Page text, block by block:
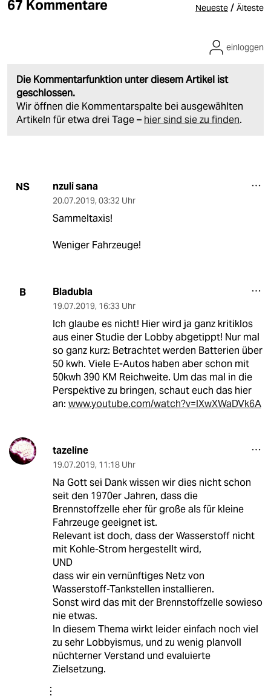
67 Kommentare Neueste / Älteste
Die Kommentarfunktion unter diesem Artikel ist
geschlossen.
Wir öffnen die Kommentarspalte bei ausgewählten
Artikeln für etwa drei Tage – hier sind sie zu finden.
einloggen
NS nzuli sana
20.07.2019, 03:32 Uhr
Sammeltaxis!
Weniger Fahrzeuge!
B Bladubla
19.07.2019, 16:33 Uhr
Ich glaube es nicht! Hier wird ja ganz kritiklos
aus einer Studie der Lobby abgetippt! Nur mal
so ganz kurz: Betrachtet werden Batterien über
50 kwh. Viele E-Autos haben aber schon mit
50kwh 390 KM Reichweite. Um das mal in die
Perspektive zu bringen, schaut euch das hier
an: www.youtube.com/watch?v=IXwXWaDVk6A
tazeline
19.07.2019, 11:18 Uhr
Na Gott sei Dank wissen wir dies nicht schon
seit den 1970er Jahren, dass die
Brennstoffzelle eher für große als für kleine
Fahrzeuge geeignet ist.
Relevant ist doch, dass der Wasserstoff nicht
mit Kohle-Strom hergestellt wird,
UND
dass wir ein vernünftiges Netz von
Wasserstoff-Tankstellen installieren.
Sonst wird das mit der Brennstoffzelle sowieso
nie etwas.
In diesem Thema wirkt leider einfach noch viel
zu sehr Lobbyismus, und zu wenig planvoll
nüchterner Verstand und evaluierte
Zielsetzung.